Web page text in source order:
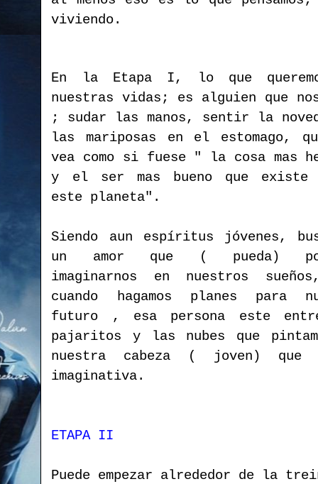
viviendo.
En la Etapa I, lo que
nuestras vidas; es alguien que
; sudar las manos, sentir la
las mariposas en el estomago,
vea como si fuese " la cosa mas
y el ser mas bueno que existe
este planeta".
Siendo aun espíritus jóvenes,
un amor que ( pueda)
imaginarnos en nuestros
cuando hagamos planes para
futuro , esa persona este
pajaritos y las nubes que
nuestra cabeza ( joven)
imaginativa.
ETAPA II
Puede empezar alrededor de la